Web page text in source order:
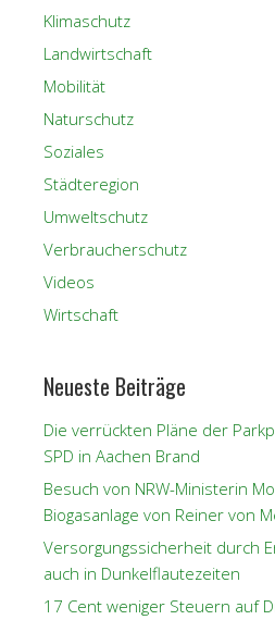
Klimaschutz
Landwirtschaft
Mobilität
Naturschutz
Soziales
Städteregion
Umweltschutz
Verbraucherschutz
Videos
Wirtschaft
Neueste Beiträge
Die verrückten Pläne der
SPD in Aachen Brand
Besuch von NRW-Ministerin
Biogasanlage von Reiner von
Versorgungssicherheit durch
auch in Dunkelflautezeiten
17 Cent weniger Steuern auf